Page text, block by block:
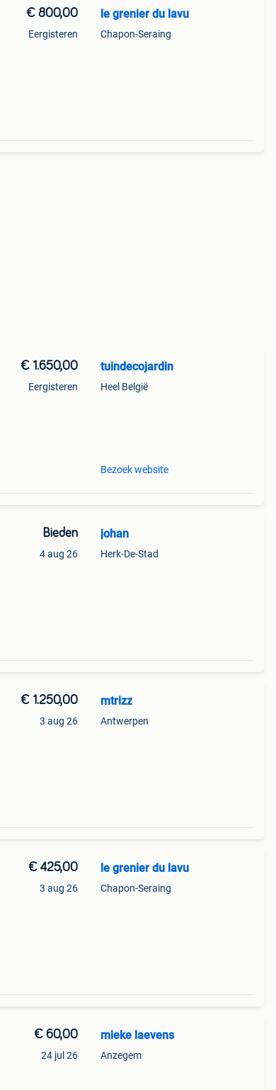
€ 800,00
Eergisteren
le grenier du lavu
Chapon-Seraing
€ 1.650,00
Eergisteren
tuindecojardin
Heel België
Bezoek website
Bieden
4 aug 26
johan
Herk-De-Stad
€ 1.250,00
3 aug 26
mtrizz
Antwerpen
€ 425,00
3 aug 26
le grenier du lavu
Chapon-Seraing
€ 60,00
24 jul 26
mieke laevens
Anzegem